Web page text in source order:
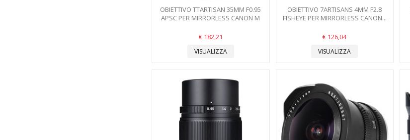
OBIETTIVO TTARTISAN 35MM F0.95
APSC PER MIRRORLESS CANON M
€ 182,21
VISUALIZZA
OBIETTIVO 7ARTISANS 4MM F2.8
FISHEYE PER MIRRORLESS CANON...
€ 126,04
VISUALIZZA